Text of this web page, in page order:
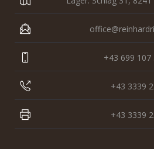
+43 699 107
+43 3339
+43 3339